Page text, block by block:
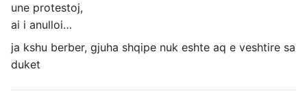
une protestoj,
ai i anulloi…
ja kshu berber, gjuha shqipe nuk eshte aq e veshtire sa
duket